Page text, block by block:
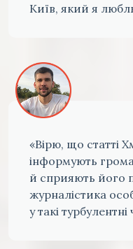
Київ, який я
«Вірю, що статті
інформують
й сприяють його
журналістика
у такі турбулентні